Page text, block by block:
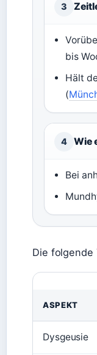
3
bis
Hält
(
4 Wie
Bei
Die folgende
ASPEKT
Dysgeusie